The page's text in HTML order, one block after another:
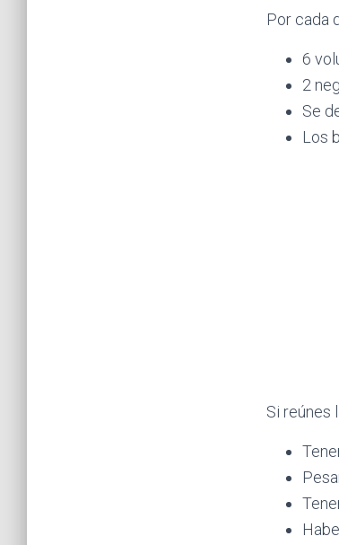
Por cada
6
2
Se
Los
Si reúnes